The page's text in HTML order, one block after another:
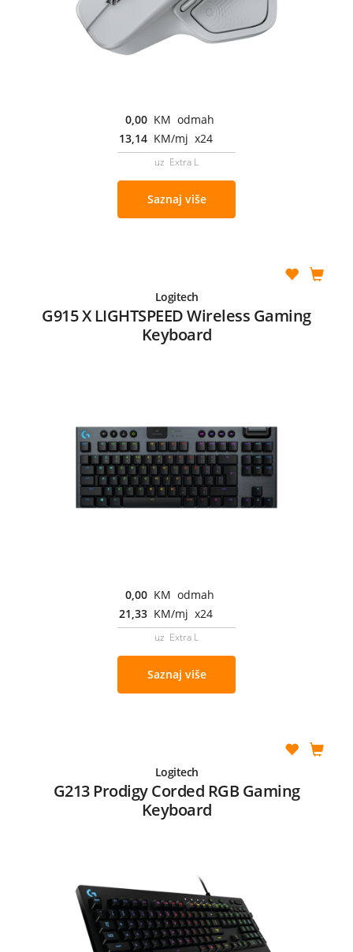
0,00 KM odmah
13,14 KM/mj x24
uz Extra L
Saznaj više
Logitech
G915 X LIGHTSPEED Wireless Gaming
Keyboard
0,00 KM odmah
21,33 KM/mj x24
uz Extra L
Saznaj više
Logitech
G213 Prodigy Corded RGB Gaming
Keyboard